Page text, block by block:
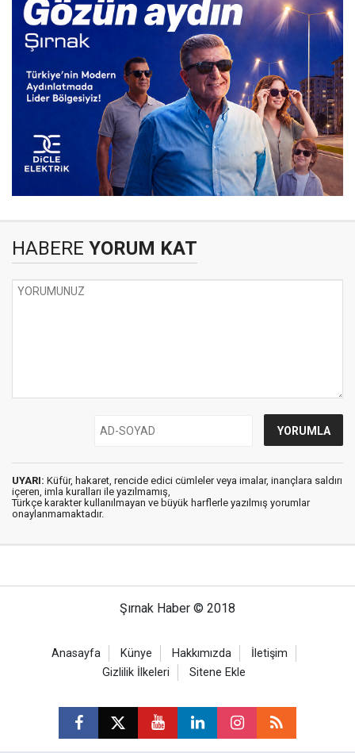
HABERE YORUM KAT
UYARI: Küfür, hakaret, rencide edici cümleler veya imalar, inançlara saldırı
içeren, imla kuralları ile yazılmamış,
Türkçe karakter kullanılmayan ve büyük harflerle yazılmış yorumlar
onaylanmamaktadır.
Şırnak Haber © 2018
Anasayfa Künye Hakkımızda
İletişim
Gizlilik İlkeleri
Sitene Ekle